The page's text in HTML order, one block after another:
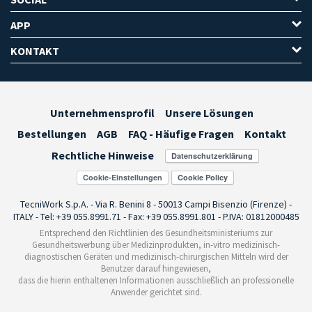
APP
KONTAKT
Unternehmensprofil
Unsere Lösungen
Bestellungen
AGB FAQ - Häufige Fragen
Kontakt
Rechtliche Hinweise
Cookie-Einstellungen
TecniWork S.p.A. - Via R. Benini 8 - 50013 Campi Bisenzio (Firenze) -
ITALY - Tel: +39 055.8991.71 - Fax: +39 055.8991.801 - P.IVA: 01812000485
Entsprechend den Richtlinien des Gesundheitsministeriums zur
Gesundheitswerbung über Medizinprodukten, in-vitro medizinisch-
diagnostischen Geräten und medizinisch-chirurgischen Mitteln wird der
Benutzer darauf hingewiesen,
dass die hierin enthaltenen Informationen ausschließlich an professionelle
Anwender gerichtet sind.